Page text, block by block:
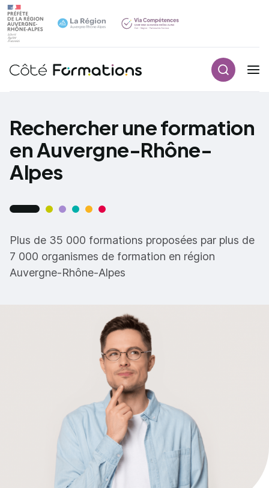
Navigation principale
Rechercher une formation
en Auvergne-Rhône-
Alpes
Plus de 35 000 formations proposées par plus de
7 000 organismes de formation en région
Auvergne-Rhône-Alpes